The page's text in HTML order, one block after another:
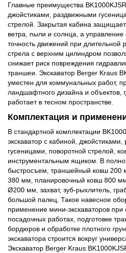
Главные преимущества
джойстиками, раздвижными
стрелой. Закрытая кабина
ветра, пыли и солнца, а
точность движений при длительной
стрела с верхним цилиндром
снижает риск повреждения
траншеи. Экскаватор Berger Kraus
уместен для коммунальных работ,
ландшафтного дизайна и объектов,
работает в тесном пространстве.
Комплектация и
В стандартной комплектации
экскаватор с кабиной,
гусеницами, поворотной стрелой,
инструментальным ящиком. В
быстросъем, траншейный ковш 200
380 мм, планировочный ковш 800
Ø200 мм, захват, зуб-рыхлитель,
большой палец. Такое навесное
применение мини-экскаваторов при
посадочных работах, подготовке
бордюров и обработке плотного
экскаватора строится вокруг
Экскаватор Berger Kraus